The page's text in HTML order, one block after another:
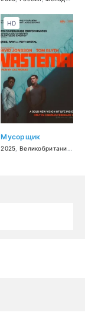
Мусорщик
2025 Великобритания
HD